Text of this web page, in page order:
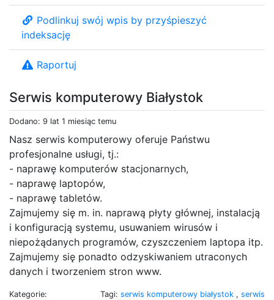
Serwis komputerowy Białystok
Dodano: 9 lat 1 miesiąc temu
Nasz serwis komputerowy oferuje Państwu
profesjonalne usługi, tj.:
- naprawę komputerów stacjonarnych,
- naprawę laptopów,
- naprawę tabletów.
Zajmujemy się m. in. naprawą płyty głównej, instalacją
i konfiguracją systemu, usuwaniem wirusów i
niepożądanych programów, czyszczeniem laptopa itp.
Zajmujemy się ponadto odzyskiwaniem utraconych
danych i tworzeniem stron www.
Kategorie:
Tagi: serwis komputerowy białystok , serwis
Podlinkuj swój wpis by przyśpieszyć
indeksację
Raportuj